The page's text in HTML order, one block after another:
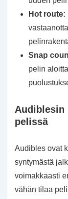
Hot route:
Snap
pelin
pelissä
Audibles ovat
syntymästä
voimakkaasti
vähän tilaa